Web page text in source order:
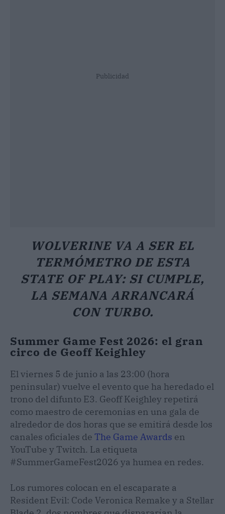
Publicidad
WOLVERINE VA A SER EL
TERMÓMETRO DE ESTA
STATE OF PLAY: SI CUMPLE,
LA SEMANA ARRANCARÁ
CON TURBO.
Summer Game Fest 2026: el gran
circo de Geoff Keighley
El viernes 5 de junio a las 23:00 (hora
peninsular) vuelve el evento que ha heredado el
trono del difunto E3. Geoff Keighley repetirá
como maestro de ceremonias en una gala de
alrededor de dos horas que se emitirá desde los
canales oficiales de The Game Awards en
YouTube y Twitch. La etiqueta
#SummerGameFest2026 ya humea en redes.
Los rumores colocan en el escaparate a
Resident Evil: Code Veronica Remake y a Stellar